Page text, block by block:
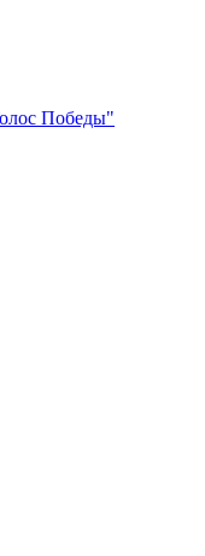
Победы"